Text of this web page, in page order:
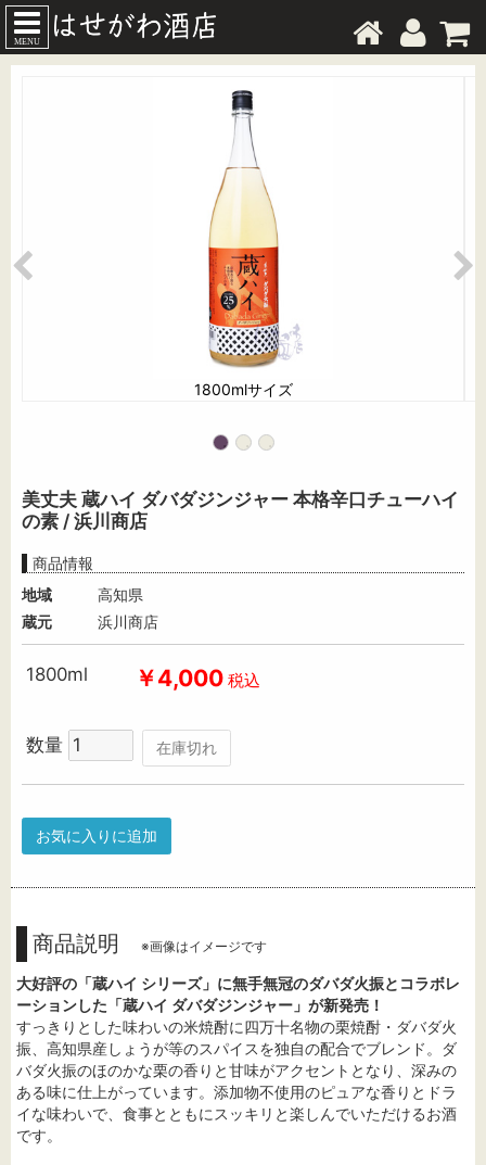
MENU
1800mlサイズ
美丈夫 蔵ハイ ダバダジンジャー 本格辛口チューハイ
の素 / 浜川商店
商品情報
地域
高知県
蔵元
浜川商店
1800ml ￥4,000 税込
数量 在庫切れ
お気に入りに追加
商品説明 ※画像はイメージです
大好評の「蔵ハイ シリーズ」に無手無冠のダバダ火振とコラボレ
ーションした「蔵ハイ ダバダジンジャー」が新発売！
すっきりとした味わいの米焼酎に四万十名物の栗焼酎・ダバダ火
振、高知県産しょうが等のスパイスを独自の配合でブレンド。ダ
バダ火振のほのかな栗の香りと甘味がアクセントとなり、深みの
ある味に仕上がっています。添加物不使用のピュアな香りとドラ
イな味わいで、食事とともにスッキリと楽しんでいただけるお酒
です。